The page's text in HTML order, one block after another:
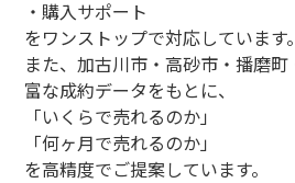
・購入サポート
をワンストップで対応しています。
また、加古川市・高砂市・播磨
富な成約データをもとに、
「いくらで売れるのか」
「何ヶ月で売れるのか」
を高精度でご提案しています。